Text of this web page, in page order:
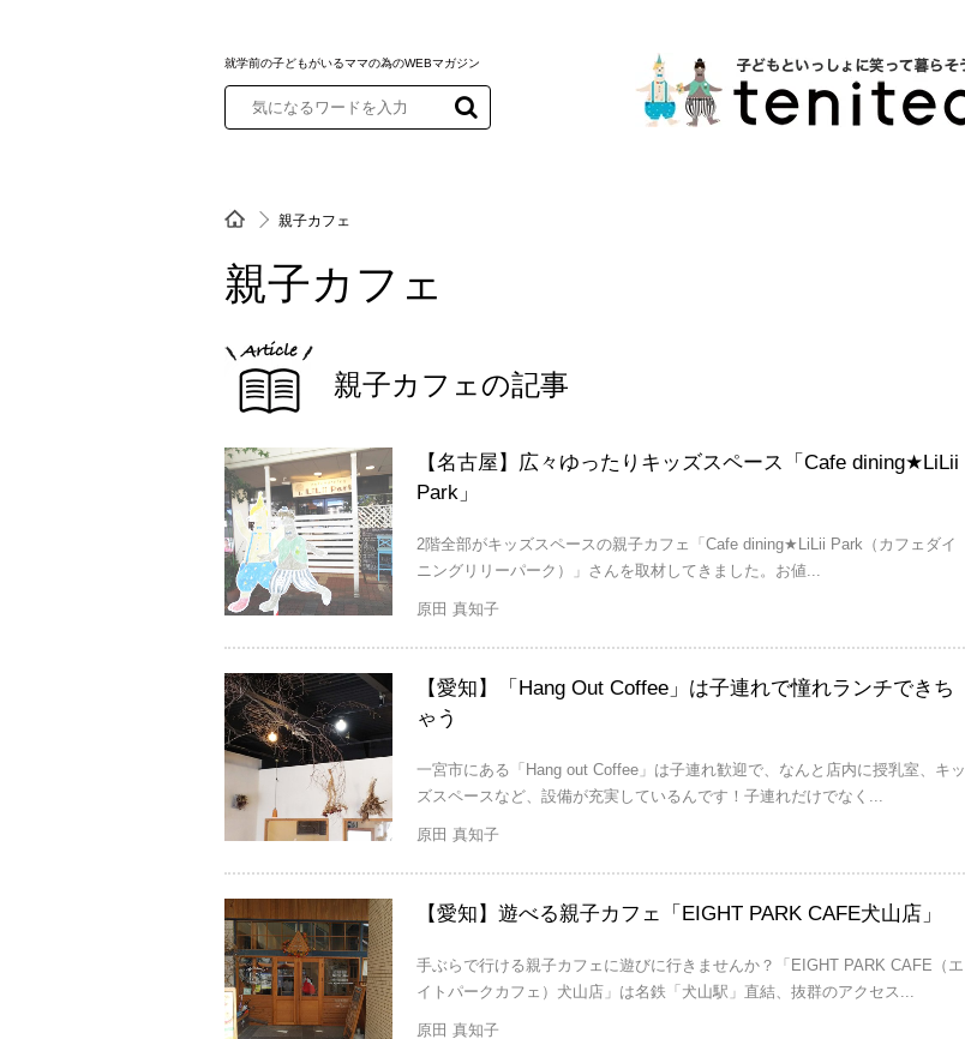
就学前の子どもがいるママの為のWEBマガジン
親子カフェ
親子カフェ
親子カフェの記事
【名古屋】広々ゆったりキッズスペース「Cafe dining★LiLii
Park」
2階全部がキッズスペースの親子カフェ「Cafe dining★LiLii Park（カフェダイ
ニングリリーパーク）」さんを取材してきました。お値...
原田 真知子
【愛知】「Hang Out Coffee」は子連れで憧れランチできち
ゃう
一宮市にある「Hang out Coffee」は子連れ歓迎で、なんと店内に授乳室、キッ
ズスペースなど、設備が充実しているんです！子連れだけでなく...
原田 真知子
【愛知】遊べる親子カフェ「EIGHT PARK CAFE犬山店」
手ぶらで行ける親子カフェに遊びに行きませんか？「EIGHT PARK CAFE（エ
イトパークカフェ）犬山店」は名鉄「犬山駅」直結、抜群のアクセス...
原田 真知子